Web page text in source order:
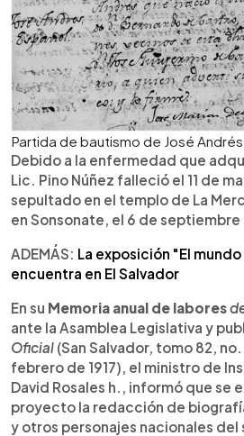
Partida de bautismo de José
Debido a la enfermedad que
Lic. Pino Núñez falleció el 11 de
sepultado en el templo de La
en Sonsonate, el 6 de septiembre
ADEMÁS: La exposición "El
encuentra en El Salvador
En su Memoria anual de labores
ante la Asamblea Legislativa y
Oficial (San Salvador, tomo 82,
febrero de 1917), el ministro de
David Rosales h., informó que se
proyecto la redacción de
y otros personajes nacionales del